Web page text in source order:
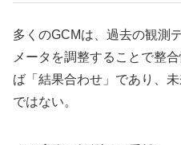
多くのGCMは、過去の観測
メータを調整することで整
ば「結果合わせ」であり、
ではない。